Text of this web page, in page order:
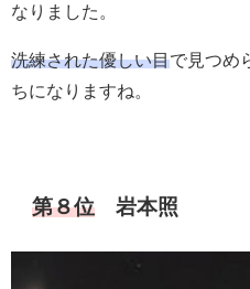
なりました。
洗練された優しい目で見つめ
ちになりますね。
第８位 岩本照